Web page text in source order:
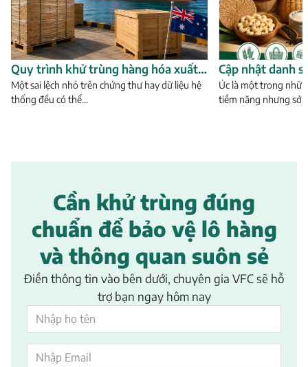
Quy trình khử trùng hàng hóa xuất
khẩu sang Úc từ A-Z
Một sai lệch nhỏ trên chứng thư hay dữ liệu hệ
thống đều có thể…
Cập nhật danh
khẩu sang Úc
Úc là một trong
tiềm năng nhưng sở
Cần khử trùng đúng
chuẩn để bảo vệ lô hàng
và thông quan suôn sẻ
Điền thông tin vào bên dưới, chuyên gia VFC sẽ hỗ
trợ bạn ngay hôm nay